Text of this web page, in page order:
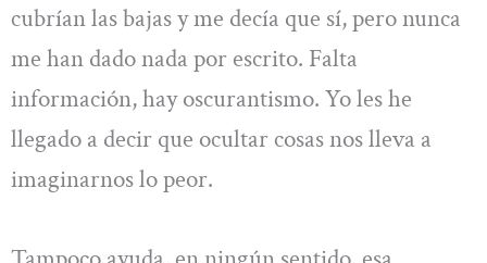
cubrían las bajas y me decía que sí, pero nunca
me han dado nada por escrito. Falta
información, hay oscurantismo. Yo les he
llegado a decir que ocultar cosas nos lleva a
imaginarnos lo peor.